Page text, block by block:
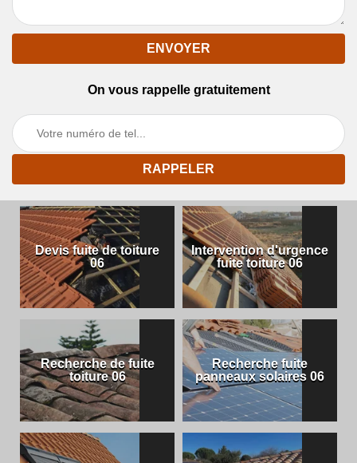
On vous rappelle gratuitement
Devis fuite de toiture
06
Intervention d'urgence
fuite toiture 06
Recherche de fuite
toiture 06
Recherche fuite
panneaux solaires 06